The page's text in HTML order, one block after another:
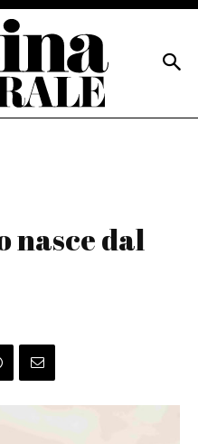
nasce dal